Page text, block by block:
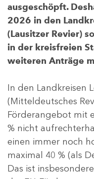
ausgeschöpft.
2026 in den
(Lausitzer Revier)
in der kreisfreien
weiteren Anträge
In den Landkreisen
(Mitteldeutsches
Förderangebot mit
% nicht
einen immer noch
maximal 40 % (als
Das ist